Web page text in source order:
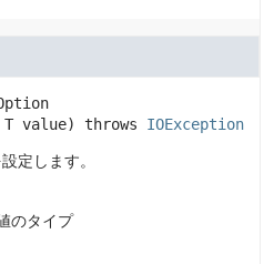
T value) throws IOException
定します。
のタイプ